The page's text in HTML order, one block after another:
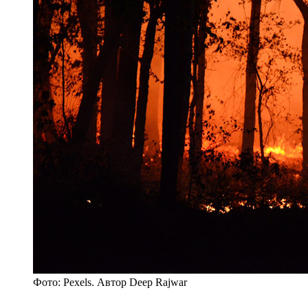
Фото: Pexels. Автор Deep Rajwar